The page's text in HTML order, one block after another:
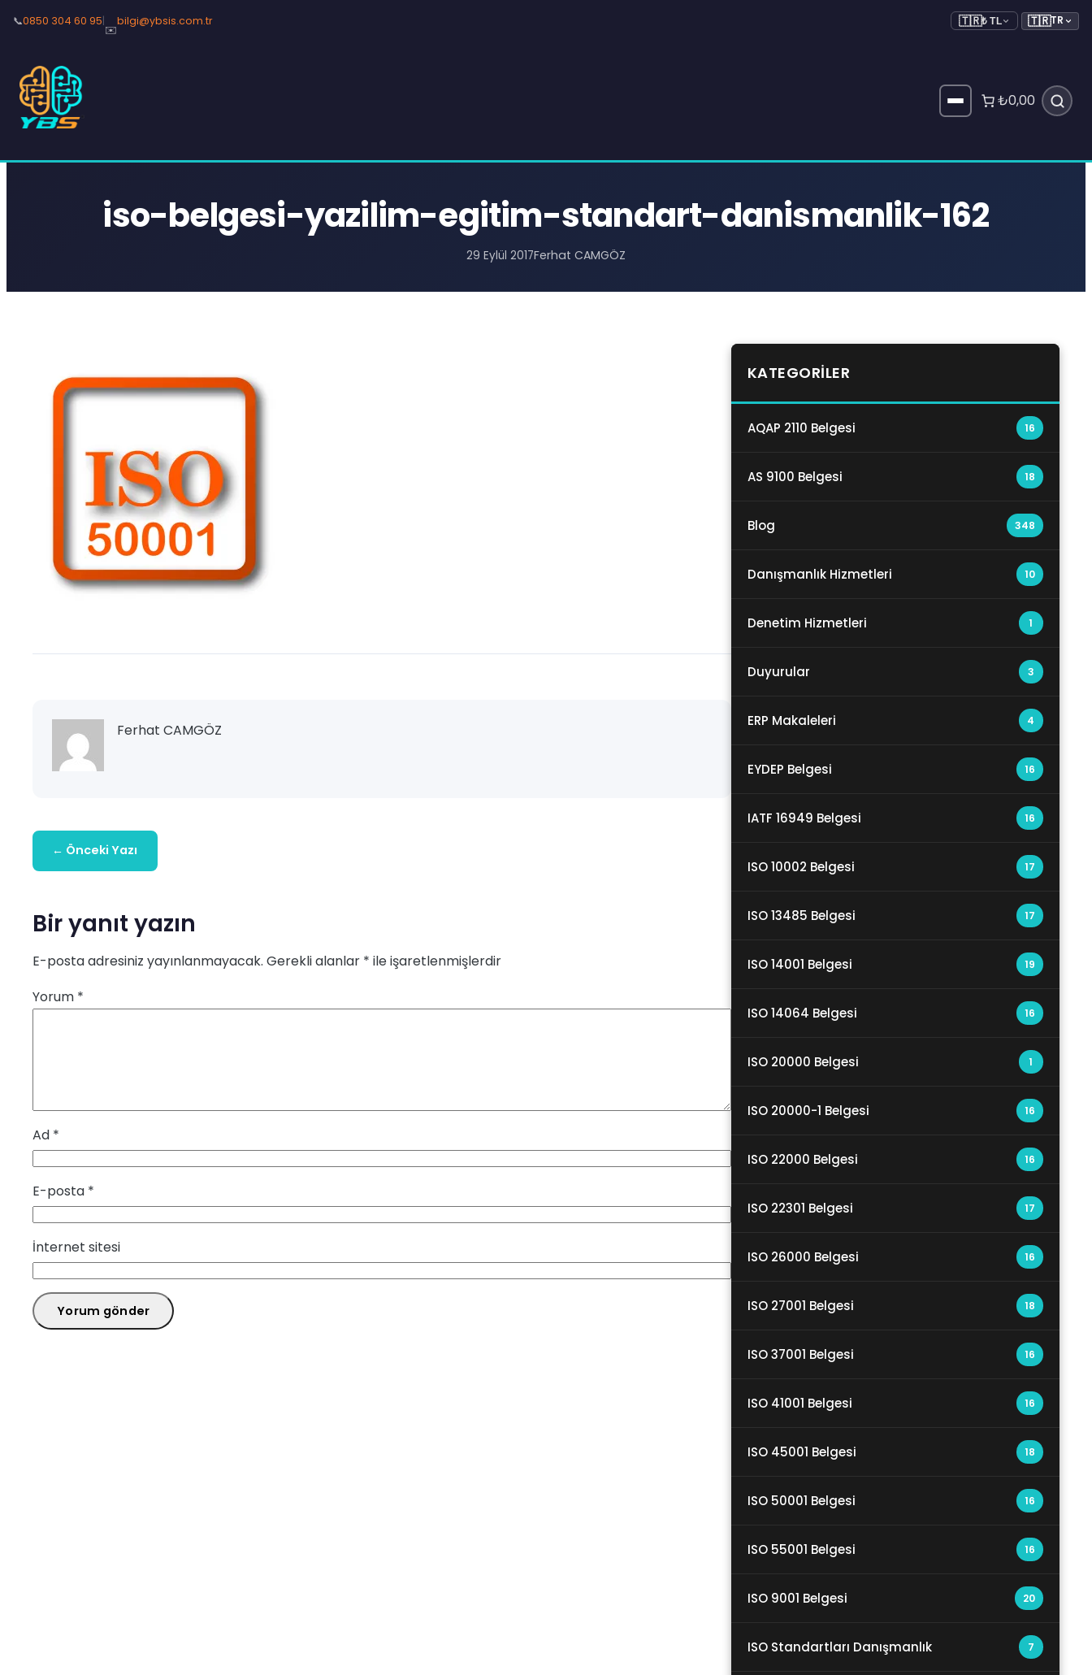
📞0850 304 60 95|
✉️
bilgi@ybsis.com.tr 🇹🇷₺ TL 🇹🇷TR
₺0,00
iso-belgesi-yazilim-egitim-standart-danismanlik-162
29 Eylül 2017Ferhat CAMGÖZ
Ferhat CAMGÖZ
← Önceki Yazı
Bir yanıt yazın
E-posta adresiniz yayınlanmayacak. Gerekli alanlar * ile işaretlenmişlerdir
Yorum *
Ad *
E-posta *
İnternet sitesi
KATEGORILER
AQAP 2110 Belgesi 16
AS 9100 Belgesi 18
Blog 348
Danışmanlık Hizmetleri 10
Denetim Hizmetleri 1
Duyurular 3
ERP Makaleleri 4
EYDEP Belgesi 16
IATF 16949 Belgesi 16
ISO 10002 Belgesi 17
ISO 13485 Belgesi 17
ISO 14001 Belgesi 19
ISO 14064 Belgesi 16
ISO 20000 Belgesi 1
ISO 20000-1 Belgesi 16
ISO 22000 Belgesi 16
ISO 22301 Belgesi 17
ISO 26000 Belgesi 16
ISO 27001 Belgesi 18
ISO 37001 Belgesi 16
ISO 41001 Belgesi 16
ISO 45001 Belgesi 18
ISO 50001 Belgesi 16
ISO 55001 Belgesi 16
ISO 9001 Belgesi 20
ISO Standartları Danışmanlık 7